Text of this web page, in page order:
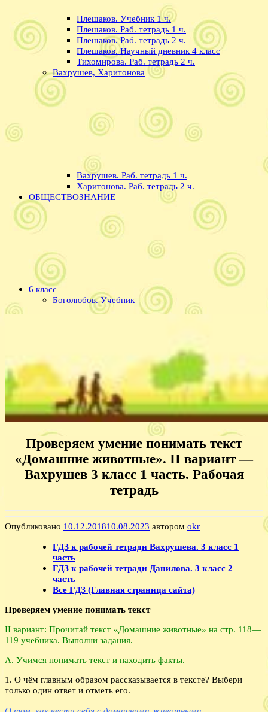
Плешаков. Учебник 1 ч.
Плешаков. Раб. тетрадь 1 ч.
Плешаков. Раб. тетрадь 2 ч.
Плешаков. Научный дневник 4 класс
Тихомирова. Раб. тетрадь 2 ч.
Вахрушев, Харитонова
Вахрушев. Раб. тетрадь 1 ч.
Харитонова. Раб. тетрадь 2 ч.
ОБЩЕСТВОЗНАНИЕ
6 класс
Боголюбов. Учебник
Проверяем умение понимать текст
«Домашние животные». II вариант —
Вахрушев 3 класс 1 часть. Рабочая
тетрадь
Опубликовано 10.12.201810.08.2023 автором okr
ГДЗ к рабочей тетради Вахрушева. 3 класс 1
часть
ГДЗ к рабочей тетради Данилова. 3 класс 2
часть
Все ГДЗ (Главная страница сайта)
Проверяем умение понимать текст
II вариант: Прочитай текст «Домашние животные» на стр. 118—
119 учебника. Выполни задания.
А. Учимся понимать текст и находить факты.
1. О чём главным образом рассказывается в тексте? Выбери
только один ответ и отметь его.